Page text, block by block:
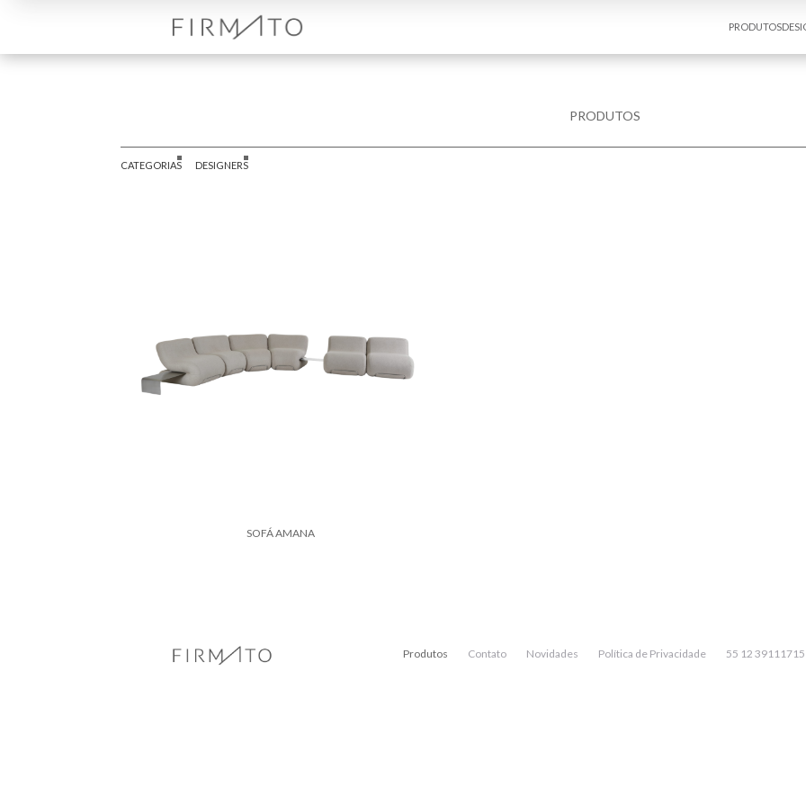
PRODUTOS
PRODUTOS
CATEGORIAS DESIGNERS
SOFÁ AMANA
Produtos Contato Novidades Política de Privacidade 55 12 39111715